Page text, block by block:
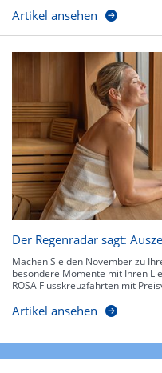
Artikel ansehen
Der Regenradar sagt:
Machen Sie den November zu
besondere Momente mit Ihren
ROSA Flusskreuzfahrten mit
Artikel ansehen